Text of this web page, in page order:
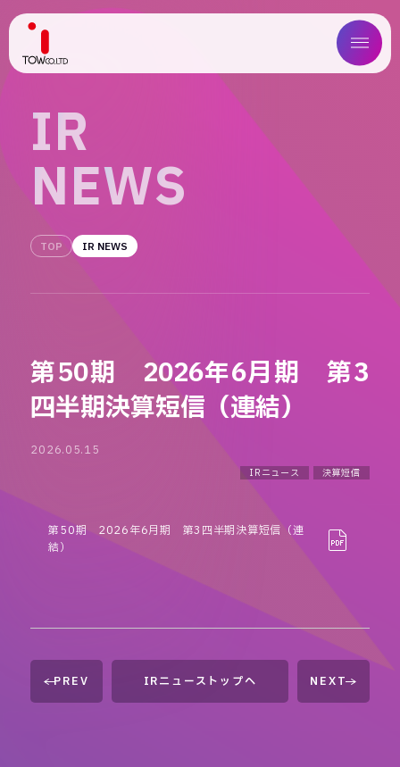
ABOUT US
WORKS
COMPANY
IR
IR
NEWS
TOP IR NEWS
第50期 2026年6月期 第3
四半期決算短信（連結）
2026.05.15
IRニュース 決算短信
第50期 2026年6月期 第3四半期決算短信（連
結）
PREV IRニューストップへ NEXT